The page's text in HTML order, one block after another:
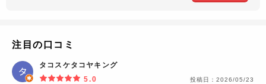
注目の口コミ
タコスケタコヤキング
5.0
投稿日： 2026/05/23